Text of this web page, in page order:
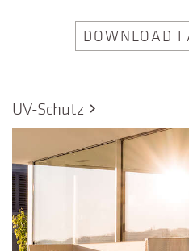
DOWNLOAD
UV-Schutz chevron_right